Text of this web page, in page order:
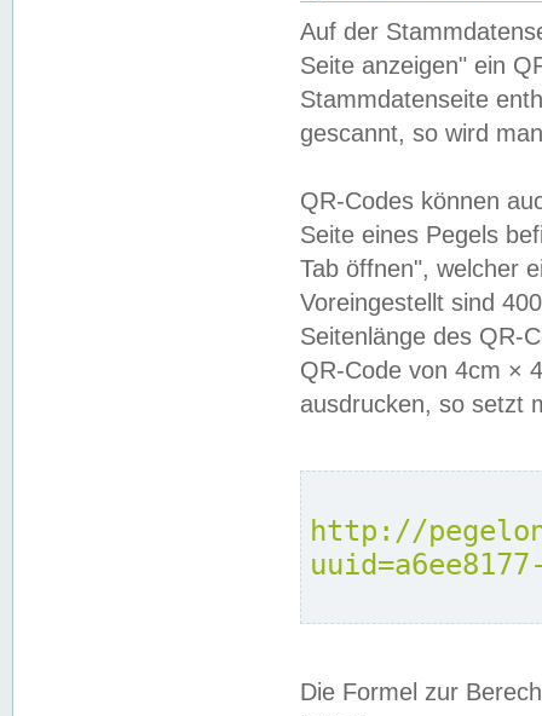
Auf der
Seite anzeigen" ein
Stammdatenseite
gescannt, so wird
QR-Codes können
Seite eines Pegels
Tab öffnen", welcher
Voreingestellt sind
Seitenlänge des QR-
QR-Code von 4cm ×
ausdrucken, so setzt
http://
Die Formel zur